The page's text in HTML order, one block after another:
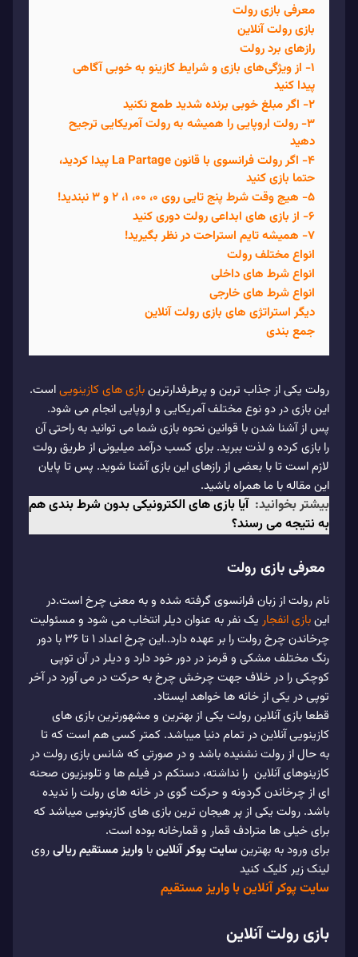
معرفی بازی رولت
بازی رولت آنلاین
رازهای برد رولت
۱- از ویژگی‌های بازی و شرایط کازینو به خوبی آگاهی
پیدا کنید
۲- اگر مبلغ خوبی برنده شدید طمع نکنید
۳- رولت اروپایی را همیشه به رولت آمریکایی ترجیح
دهید
۴- اگر رولت فرانسوی با قانون La Partage پیدا کردید،
حتما بازی کنید
۵- هیچ وقت شرط پنج تایی روی ۰، ۰۰، ۱، ۲ و ۳ نبندید!
۶- از بازی های ابداعی رولت دوری کنید
۷- همیشه تایم استراحت در نظر بگیرید!
انواع مختلف رولت
انواع شرط های داخلی
انواع شرط های خارجی
دیگر استراتژی های بازی رولت آنلاین
جمع بندی
رولت یکی از جذاب ترین و پرطرفدارترینبازی های کازینوییاست.
این بازی در دو نوع مختلف آمریکایی و اروپایی انجام می شود.
پس از آشنا شدن با قوانین نحوه بازی شما می توانید به راحتی آن
را بازی کرده و لذت ببرید. برای کسب درآمد میلیونی از طریق رولت
لازم است تا با بعضی از رازهای این بازی آشنا شوید. پس تا پایان
این مقاله با ما همراه باشید.
بیشتر بخوانید: آیا بازی های الکترونیکی بدون شرط بندی هم
به نتیجه می رسند؟
معرفی بازی رولت
نام رولت از زبان فرانسوی گرفته شده و به معنی چرخ است.در
اینبازی انفجار یک نفر به عنوان دیلر انتخاب می شود و مسئولیت
چرخاندن چرخ رولت را بر عهده دارد..این چرخ اعداد 1 تا 36 با دور
رنگ مختلف مشکی و قرمز در دور خود دارد و دیلر در آن توپی
کوچکی را در خلاف جهت چرخش چرخ به حرکت در می آورد در آخر
توپی در یکی از خانه ها خواهد ایستاد.
قطعا بازی آنلاین رولت یکی از بهترین و مشهورترین بازی های
کازینویی آنلاین در تمام دنیا میباشد. کمتر کسی هم است که تا
به حال از رولت نشنیده باشد و در صورتی که شانس بازی رولت در
کازینوهای آنلاین را نداشته، دستکم در فیلم ها و تلویزیون صحنه
ای از چرخاندن گردونه و حرکت گوی در خانه های رولت را ندیده
باشد. رولت یکی از پر هیجان ترین بازی های کازینویی میباشد که
برای خیلی ها مترادف قمار و قمارخانه بوده است.
برای ورود به بهترینسایت پوکر آنلاینبا واریز مستقیم ریالیروی
لینک زیر کلیک کنید
سایت پوکر آنلاین با واریز مستقیم
بازی رولت آنلاین